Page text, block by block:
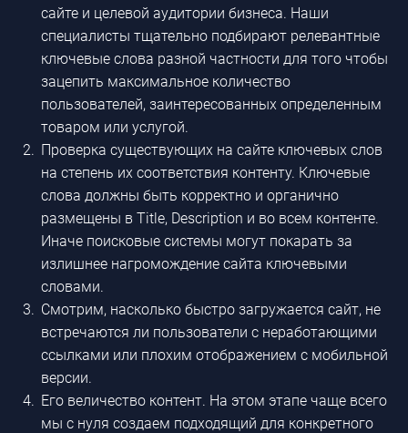
сайте и целевой аудитории бизнеса. Наши
специалисты тщательно подбирают релевантные
ключевые слова разной частности для того чтобы
зацепить максимальное количество
пользователей, заинтересованных определенным
товаром или услугой.
Проверка существующих на сайте ключевых слов
на степень их соответствия контенту. Ключевые
слова должны быть корректно и органично
размещены в Title, Description и во всем контенте.
Иначе поисковые системы могут покарать за
излишнее нагромождение сайта ключевыми
словами.
Смотрим, насколько быстро загружается сайт, не
встречаются ли пользователи с неработающими
ссылками или плохим отображением с мобильной
версии.
Его величество контент. На этом этапе чаще всего
мы с нуля создаем подходящий для конкретного